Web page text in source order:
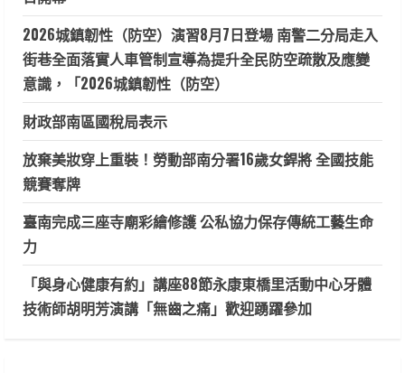
2026城鎮韌性（防空）演習8月7日登場 南警二分局走入
街巷全面落實人車管制宣導為提升全民防空疏散及應變
意識，「2026城鎮韌性（防空）
財政部南區國稅局表示
放棄美妝穿上重裝！勞動部南分署16歲女銲將 全國技能
競賽奪牌
臺南完成三座寺廟彩繪修護 公私協力保存傳統工藝生命
力
「與身心健康有約」講座88節永康東橋里活動中心牙體
技術師胡明芳演講「無齒之痛」歡迎踴躍參加